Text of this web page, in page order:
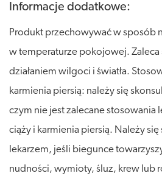
Informacje dodatkowe:
Produkt przechowywać w sposób
w temperaturze pokojowej. Zaleca
działaniem wilgoci i światła.
karmienia piersią: należy się
czym nie jest zalecane stosowania
ciąży i karmienia piersią. Należy
lekarzem, jeśli biegunce
nudności, wymioty, śluz, krew lub